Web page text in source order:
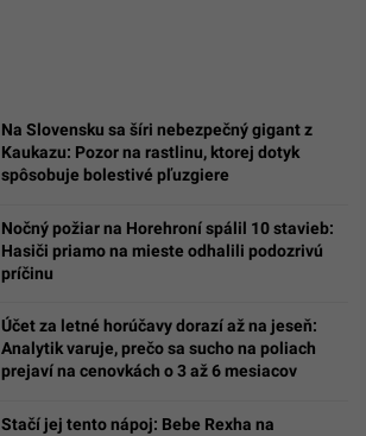
Na Slovensku sa šíri nebezpečný gigant z
Kaukazu: Pozor na rastlinu, ktorej dotyk
spôsobuje bolestivé pľuzgiere
Nočný požiar na Horehroní spálil 10 stavieb:
Hasiči priamo na mieste odhalili podozrivú
príčinu
Účet za letné horúčavy dorazí až na jeseň:
Analytik varuje, prečo sa sucho na poliach
prejaví na cenovkách o 3 až 6 mesiacov
Stačí jej tento nápoj: Bebe Rexha na